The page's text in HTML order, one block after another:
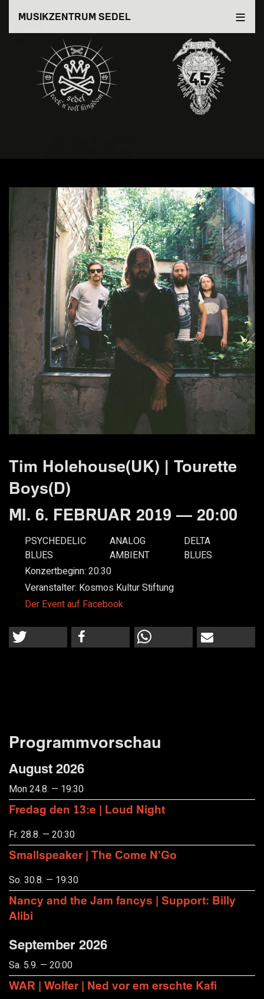
Inhalt
MUSIKZENTRUM SEDEL
Tim Holehouse(UK) | Tourette
Boys(D)
MI. 6. FEBRUAR 2019 — 20:00
PSYCHEDELIC
BLUES
ANALOG
AMBIENT
DELTA
BLUES
Konzertbeginn: 20:30
Veranstalter: Kosmos Kultur Stiftung
Der Event auf Facebook
Programmvorschau
August 2026
Mon 24.8. — 19:30
Fredag den 13:e | Loud Night
Fr. 28.8. — 20:30
Smallspeaker | The Come N'Go
So. 30.8. — 19:30
Nancy and the Jam fancys | Support: Billy
Alibi
September 2026
Sa. 5.9. — 20:00
WAR | Wolfer | Ned vor em erschte Kafi